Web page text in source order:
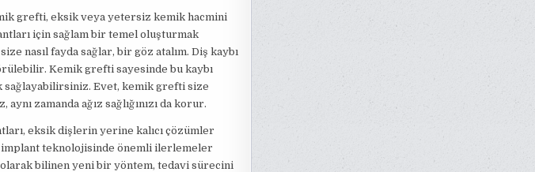
grefti, eksik veya yetersiz kemik hacmini
için sağlam bir temel oluşturmak
nasıl fayda sağlar, bir göz atalım. Diş kaybı
Kemik grefti sayesinde bu kaybı
Evet, kemik grefti size
zamanda ağız sağlığınızı da korur.
eksik dişlerin yerine kalıcı çözümler
implant teknolojisinde önemli ilerlemeler
bilinen yeni bir yöntem, tedavi sürecini